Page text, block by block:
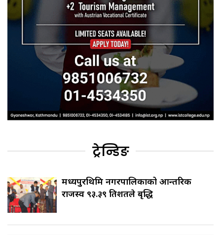
ट्रेन्डिङ
मध्यपुरथिमि नगरपालिकाको आन्तरिक
राजस्व ९३.३९ प्रतिशतले बृद्धि